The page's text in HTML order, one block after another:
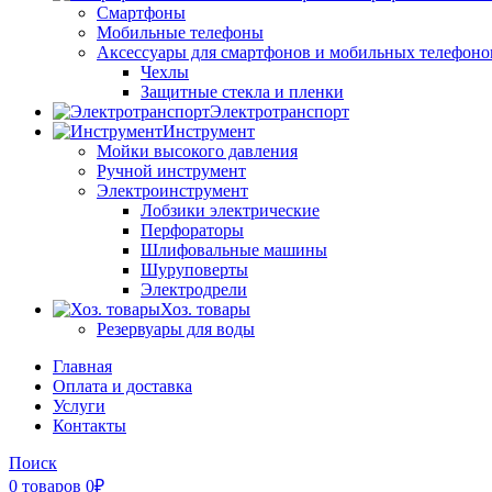
Смартфоны
Мобильные телефоны
Аксессуары для смартфонов и мобильных
Чехлы
Защитные стекла и пленки
Электротранспорт
Инструмент
Мойки высокого давления
Ручной инструмент
Электроинструмент
Лобзики электрические
Перфораторы
Шлифовальные машины
Шуруповерты
Электродрели
Хоз. товары
Резервуары для воды
Главная
Оплата и доставка
Услуги
Контакты
Поиск
0 товаров 0₽